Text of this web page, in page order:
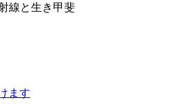
線と生き甲斐